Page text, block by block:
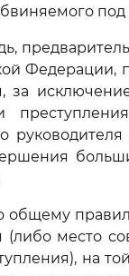
под
Федерации,
за
руководителя
общему
(либо место
на